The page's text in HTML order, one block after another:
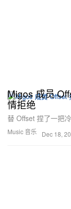
Music 音乐
Migos 成员
情拒绝
替 Offset 捏了一把
Dec 18,